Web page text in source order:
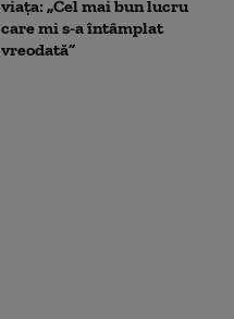
viața: „Cel mai bun lucru
care mi s-a întâmplat
vreodată”